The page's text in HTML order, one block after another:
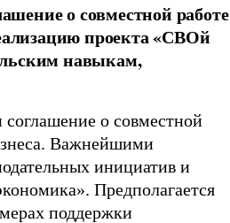
о совместной работе
проекта «СВОй
навыкам,
о совместной
Важнейшими
инициатив и
Предполагается
поддержки